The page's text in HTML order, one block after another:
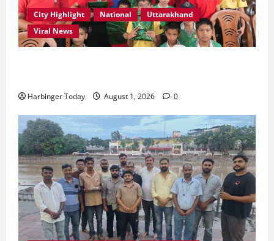
City Highlight National
Uttarakhand
Viral News
Harbinger Today August 1, 2026 0